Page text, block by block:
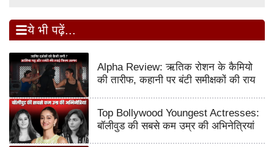
ये भी पढ़ें...
Alpha Review: ऋतिक रोशन के कैमियो
की तारीफ, कहानी पर बंटी समीक्षकों की राय
Top Bollywood Youngest Actresses:
बॉलीवुड की सबसे कम उम्र की अभिनेत्रियां